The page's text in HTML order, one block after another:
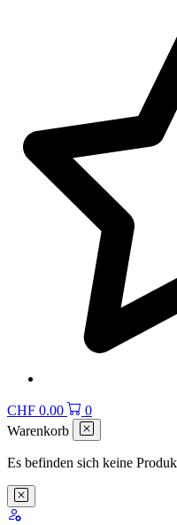
CHF 0.00
0
Warenkorb
Es befinden sich keine